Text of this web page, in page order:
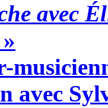
avec
avec